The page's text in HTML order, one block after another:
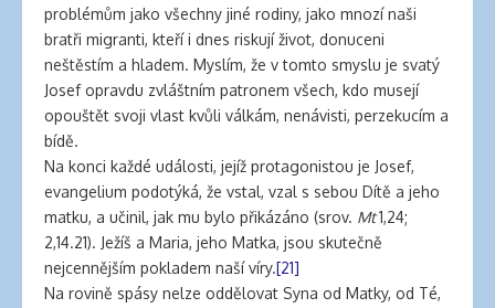
problémům jako všechny jiné rodiny, jako mnozí naši
bratři migranti, kteří i dnes riskují život, donuceni
neštěstím a hladem. Myslím, že v tomto smyslu je svatý
Josef opravdu zvláštním patronem všech, kdo musejí
opouštět svoji vlast kvůli válkám, nenávisti, perzekucím a
bídě.
Na konci každé události, jejíž protagonistou je Josef,
evangelium podotýká, že vstal, vzal s sebou Dítě a jeho
matku, a učinil, jak mu bylo přikázáno (srov. Mt1,24;
2,14.21). Ježíš a Maria, jeho Matka, jsou skutečně
nejcennějším pokladem naší víry.[21]
Na rovině spásy nelze oddělovat Syna od Matky, od Té,